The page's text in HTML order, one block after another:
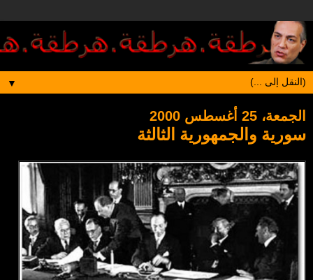
▼
الجمعة، 25 أغسطس 2000
سورية والجمهورية الثالثة